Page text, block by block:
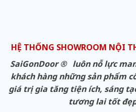
HỆ THỐNG SHOWROOM NỘI
SaiGonDoor ® luôn nỗ lực
khách hàng những sản phẩm
giá trị gia tăng tiện ích, sáng
tương lai tốt